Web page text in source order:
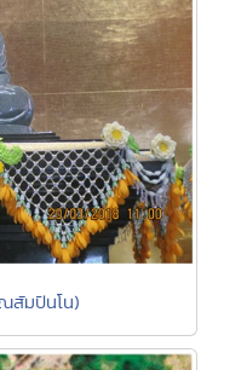
สัมปันโน)